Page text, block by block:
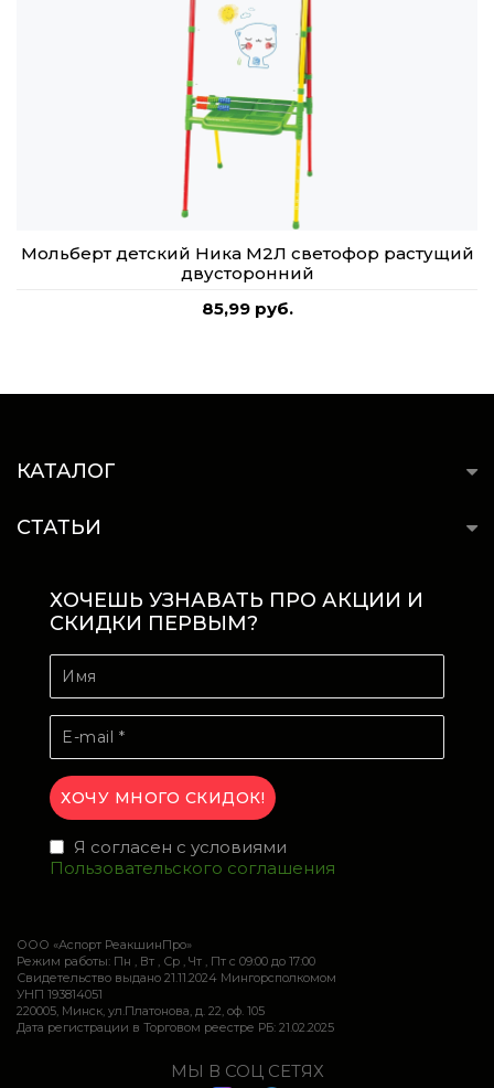
Мольберт детский Ника М2Л светофор растущий
двусторонний
85,99 руб.
КАТАЛОГ
СТАТЬИ
ХОЧЕШЬ УЗНАВАТЬ ПРО АКЦИИ И
СКИДКИ ПЕРВЫМ?
Я согласен с условиями
Пользовательского соглашения
ООО «Аспорт РеакшинПро»
Режим работы: Пн , Вт , Ср , Чт , Пт c 09:00 до 17:00
Свидетельство выдано 21.11.2024 Мингорсполкомом
УНП 193814051
220005, Минск, ул.Платонова, д. 22, оф. 105
Дата регистрации в Торговом реестре РБ: 21.02.2025
МЫ В СОЦ СЕТЯХ